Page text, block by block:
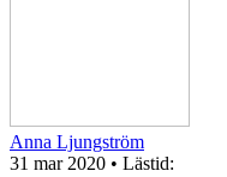
Anna Ljungström
31 mar 2020 • Lästid: